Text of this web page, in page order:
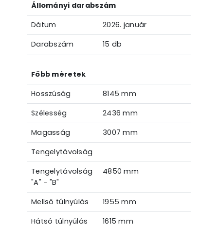
Állományi darabszám
Dátum
2026. január
Darabszám
15 db
Főbb méretek
Hosszúság
8145 mm
Szélesség
2436 mm
Magasság
3007 mm
Tengelytávolság
Tengelytávolság
"A" - "B"
4850 mm
Mellső túlnyúlás
1955 mm
Hátsó túlnyúlás
1615 mm